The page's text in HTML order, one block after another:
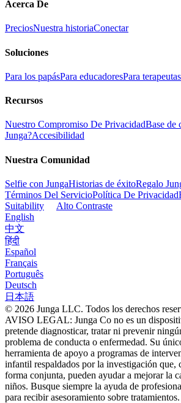
Acerca De
PreciosNuestra historiaConectar
Soluciones
Para los papásPara educadoresPara terapeutas
Recursos
Nuestro Compromiso De PrivacidadBase de
Junga?Accesibilidad
Nuestra Comunidad
Selfie con JungaHistorias de éxitoRegalo
Términos Del ServicioPolítica De Privacidad
Suitability
Alto Contraste
English
中文
हिंदी
Español
Français
Português
Deutsch
日本語
© 2026 Junga LLC. Todos los derechos
AVISO LEGAL: Junga Co no es un
pretende diagnosticar, tratar ni prevenir
problema de conducta o enfermedad. Su
herramienta de apoyo a programas de
infantil respaldados por la investigación que,
forma conjunta, pueden ayudar a mejorar la
niños. Busque siempre la ayuda de
para recibir asesoramiento sobre tratamientos.